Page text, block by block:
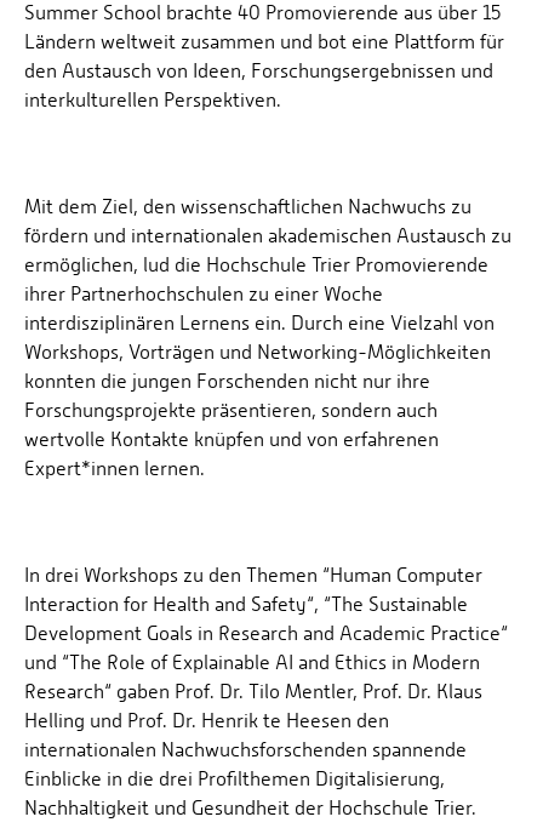
Summer School brachte 40 Promovierende aus über 15
Ländern weltweit zusammen und bot eine Plattform für
den Austausch von Ideen, Forschungsergebnissen und
interkulturellen Perspektiven.
Mit dem Ziel, den wissenschaftlichen Nachwuchs zu
fördern und internationalen akademischen Austausch zu
ermöglichen, lud die Hochschule Trier Promovierende
ihrer Partnerhochschulen zu einer Woche
interdisziplinären Lernens ein. Durch eine Vielzahl von
Workshops, Vorträgen und Networking-Möglichkeiten
konnten die jungen Forschenden nicht nur ihre
Forschungsprojekte präsentieren, sondern auch
wertvolle Kontakte knüpfen und von erfahrenen
Expert*innen lernen.
In drei Workshops zu den Themen “Human Computer
Interaction for Health and Safety“, “The Sustainable
Development Goals in Research and Academic Practice“
und “The Role of Explainable AI and Ethics in Modern
Research“ gaben Prof. Dr. Tilo Mentler, Prof. Dr. Klaus
Helling und Prof. Dr. Henrik te Heesen den
internationalen Nachwuchsforschenden spannende
Einblicke in die drei Profilthemen Digitalisierung,
Nachhaltigkeit und Gesundheit der Hochschule Trier.